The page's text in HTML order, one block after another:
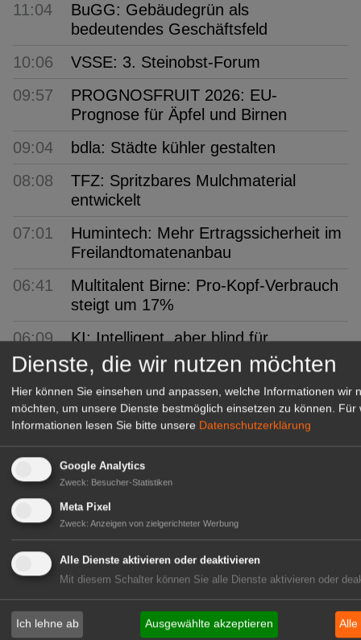
11:04
BuGG: Gebäudegrün als
bedeutendes Geschäftsfeld
10:06
VSSE: 3. Steinobst-Forum
09:57
PROGNOSFRUIT 2026: EU-
Prognose für Äpfel und Birnen
09:04
bdla: Städte kühler gestalten
08:08
TFZ: Spritzbares Mulchmaterial
entwickelt
07:01
Humintech: Mehr Ertragssicherheit im
Freilandtomatenanbau
06:41
Multitalent Birne: Pro-Kopf-Verbrauch
steigt um 17%
06:09
KI: Intelligent, aber blind für
Geschäftsprozesse
05:46
Zwetschgen: Das blaue Wunder
GABOT Top-Jobs
Kientzler Jungpflanzen GmbH
Dienste, die wir nutzen möchten
Hier können Sie einsehen und anpassen, welche Informationen wir
möchten, um unsere Dienste bestmöglich einsetzen zu können. Für
Informationen lesen Sie bitte unsere Datenschutzerklärung
Google Analytics
Zweck: Besucher-Statistiken
Meta Pixel
Zweck: Anzeigen von zielgerichteter Werbung
Alle Dienste aktivieren oder deaktivieren
Mit diesem Schalter können Sie alle Dienste aktivieren oder
Ich lehne ab Ausgewählte akzeptieren Alle